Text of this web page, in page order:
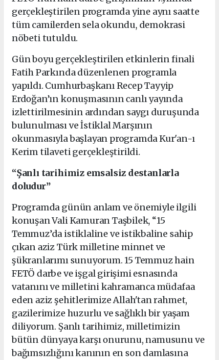
gerçekleştirilen programda yine aynı saatte
tüm camilerden sela okundu, demokrasi
nöbeti tutuldu.
Gün boyu gerçekleştirilen etkinlerin finali
Fatih Parkında düzenlenen programla
yapıldı. Cumhurbaşkanı Recep Tayyip
Erdoğan’ın konuşmasının canlı yayında
izlettirilmesinin ardından saygı duruşunda
bulunulması ve İstiklal Marşının
okunmasıyla başlayan programda Kur'an-ı
Kerim tilaveti gerçekleştirildi.
“Şanlı tarihimiz emsalsiz destanlarla
doludur”
Programda günün anlam ve önemiyle ilgili
konuşan Vali Kamuran Taşbilek, “15
Temmuz’da istiklaline ve istikbaline sahip
çıkan aziz Türk milletine minnet ve
şükranlarımı sunuyorum. 15 Temmuz hain
FETÖ darbe ve işgal girişimi esnasında
vatanını ve milletini kahramanca müdafaa
eden aziz şehitlerimize Allah'tan rahmet,
gazilerimize huzurlu ve sağlıklı bir yaşam
diliyorum. Şanlı tarihimiz, milletimizin
bütün dünyaya karşı onurunu, namusunu ve
bağımsızlığını kanının en son damlasına